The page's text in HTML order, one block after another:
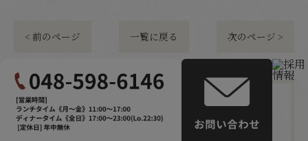
< 前のページ 一覧に戻る 次のページ >
カテゴリー Categories